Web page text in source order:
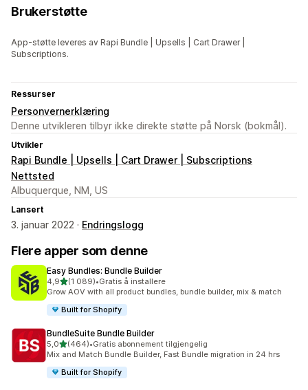
Brukerstøtte
App-støtte leveres av Rapi Bundle | Upsells | Cart Drawer |
Subscriptions.
Ressurser
Personvernerklæring
Denne utvikleren tilbyr ikke direkte støtte på Norsk (bokmål).
Utvikler
Rapi Bundle | Upsells | Cart Drawer | Subscriptions
Nettsted
Albuquerque, NM, US
Lansert
3. januar 2022 · Endringslogg
Flere apper som denne
Easy Bundles: Bundle Builder
4,9av 5 stjerner
(1 089)
Totalt 1089 omtaler
•Gratis å installere
Grow AOV with all product bundles, bundle builder, mix & match
Built for Shopify
BundleSuite Bundle Builder
5,0av 5 stjerner
(464)
Totalt 464 omtaler
•Gratis abonnement tilgjengelig
Mix and Match Bundle Builder, Fast Bundle migration in 24 hrs
Built for Shopify